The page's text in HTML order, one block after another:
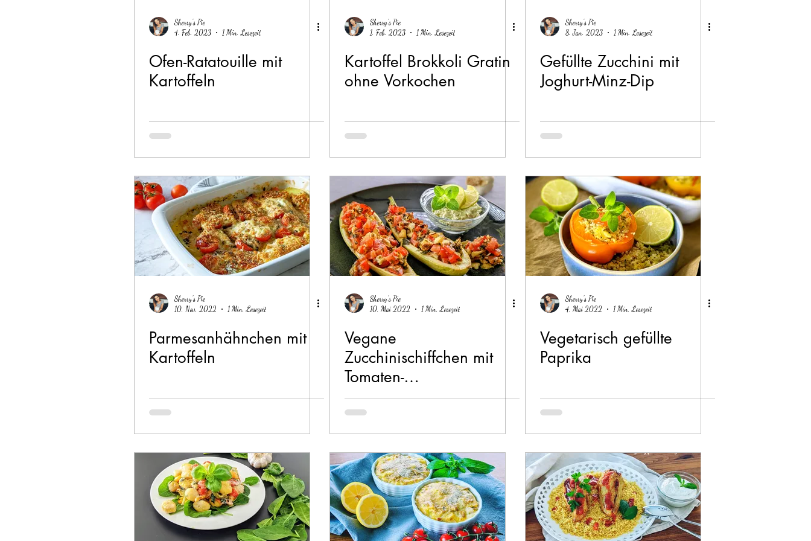
Sherry's Pie
4. Feb. 2023
1 Min. Lesezeit
Ofen-Ratatouille mit
Kartoffeln
Sherry's Pie
1. Feb. 2023
1 Min. Lesezeit
Kartoffel Brokkoli Gratin
ohne Vorkochen
Sherry's Pie
8. Jan. 2023
1 Min. Lesezeit
Gefüllte Zucchini mit
Joghurt-Minz-Dip
Sherry's Pie
10. Nov. 2022
1 Min. Lesezeit
Parmesanhähnchen mit
Kartoffeln
Sherry's Pie
10. Mai 2022
1 Min. Lesezeit
Vegane
Zucchinischiffchen mit
Tomaten-
Knoblauchfüllung
Sherry's Pie
4. Mai 2022
1 Min. Lesezeit
Vegetarisch gefüllte
Paprika